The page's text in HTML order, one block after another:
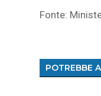
Fonte:
POTREBBE